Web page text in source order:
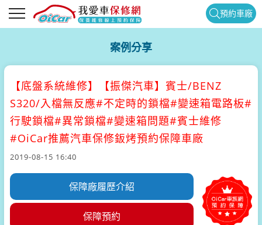
預約車廠
案例分享
【底盤系統維修】
【振傑汽車】賓士/BENZ
S320/入檔無反應#不定時的鎖檔#變速箱電路板#
行駛鎖檔#異常鎖檔#變速箱問題#賓士維修
#OiCar推薦汽車保修鈑烤預約保障車廠
2019-08-15 16:40
保障廠履歷介紹
保障預約